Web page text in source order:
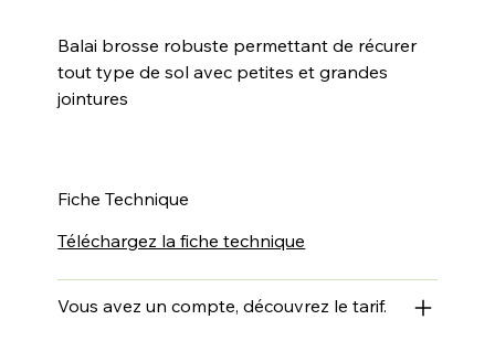
Balai brosse robuste permettant de récurer
tout type de sol avec petites et grandes
jointures
Fiche Technique
Téléchargez la fiche technique
Vous avez un compte, découvrez le tarif.